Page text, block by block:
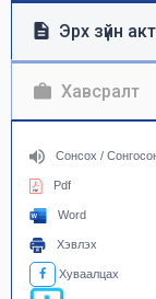
Эрх зүйн акт
Хавсралт
Сонсох /
Pdf
Word
Хэвлэх
Хуваалцах